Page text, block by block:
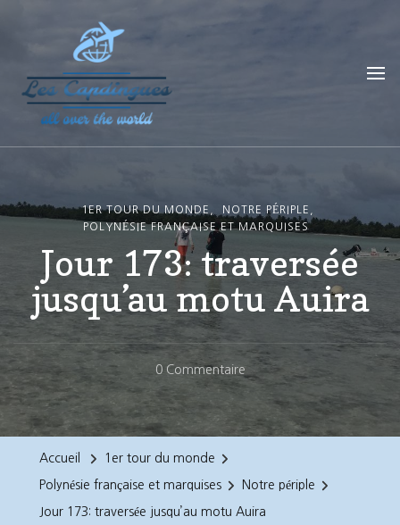
Les Capdingues
blog de voyage
1ER TOUR DU MONDE
NOTRE PÉRIPLE
POLYNÉSIE FRANÇAISE ET MARQUISES
Jour 173: traversée
jusqu’au motu Auira
0 CommentaireSur
173:
Accueil 1er tour du monde
Polynésie française et marquises Notre périple
Jour 173: traversée jusqu’au motu Auira